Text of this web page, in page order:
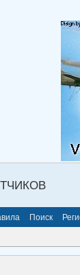
Поиск